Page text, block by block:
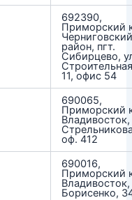
692390,
Приморский
район, пгт.
Сибирцево,
11, офис 54
690065,
Приморский
Владивосток,
оф. 412
690016,
Приморский
Владивосток,
Борисенко,